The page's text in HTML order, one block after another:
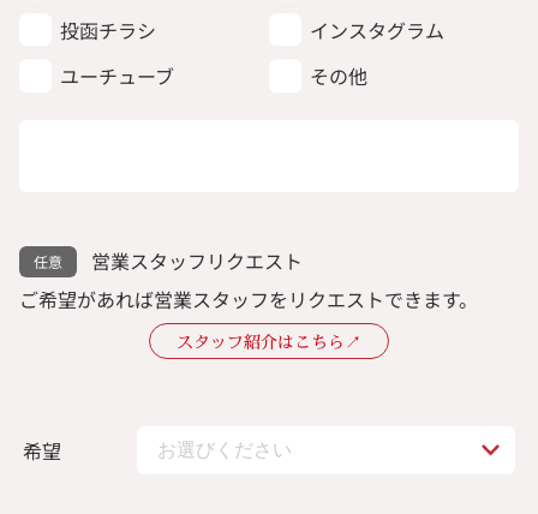
投函チラシ
インスタグラム
ユーチューブ
その他
営業スタッフリクエスト
ご希望があれば営業スタッフをリクエストできます。
スタッフ紹介はこちら↗︎
希望